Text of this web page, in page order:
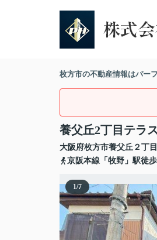
枚方市の不動産情報はパー
養父丘2丁目テラ
大阪府枚方市養父丘 ２丁目
京阪本線「牧野」駅徒
1/7